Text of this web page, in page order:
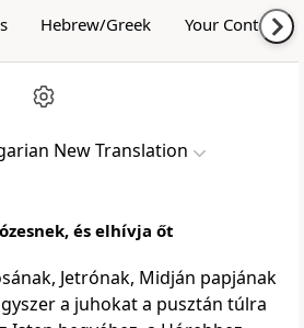
Hebrew/Greek Your Content
New Translation
és elhívja őt
Jetrónak, Midján papjának
a juhokat a pusztán túlra